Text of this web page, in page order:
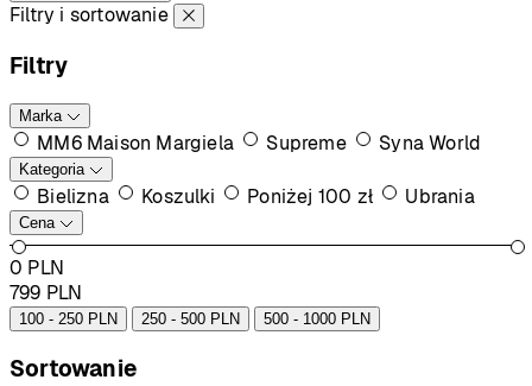
Filtry i sortowanie
Filtry
Marka
MM6 Maison Margiela Supreme Syna World
Kategoria
Bielizna Koszulki Poniżej 100 zł Ubrania
Cena
0 PLN
799 PLN
100 - 250 PLN 250 - 500 PLN 500 - 1000 PLN
Sortowanie